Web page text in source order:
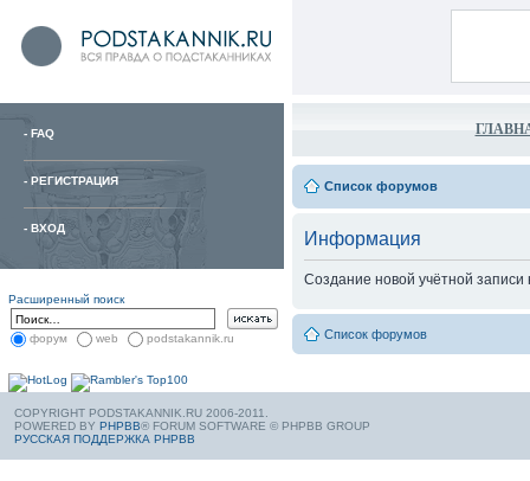
- FAQ
- РЕГИСТРАЦИЯ
- ВХОД
Расширенный поиск
форум web podstakannik.ru
Список форумов
Информация
Создание новой учётной
Список форумов
COPYRIGHT PODSTAKANNIK.RU 2006-2011.
POWERED BY PHPBB® FORUM SOFTWARE © PHPBB GROUP
РУССКАЯ ПОДДЕРЖКА PHPBB